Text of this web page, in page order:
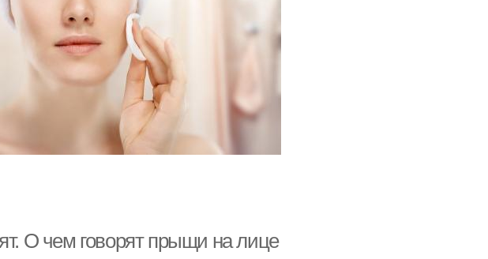
О чем говорят прыщи на лице